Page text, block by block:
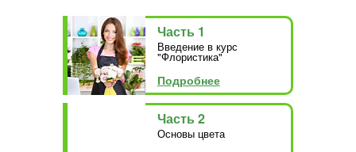
Часть 1
Введение в курс
"Флористика"
Подробнее
Часть 2
Основы цвета